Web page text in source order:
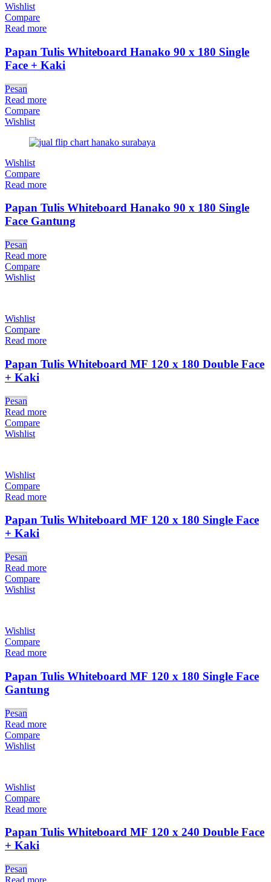
Wishlist
Compare
Read more
Papan Tulis Whiteboard Hanako 90 x 180 Single
Face + Kaki
Pesan
Read more
Compare
Wishlist
Wishlist
Compare
Read more
Papan Tulis Whiteboard Hanako 90 x 180 Single
Face Gantung
Pesan
Read more
Compare
Wishlist
Wishlist
Compare
Read more
Papan Tulis Whiteboard MF 120 x 180 Double Face
+ Kaki
Pesan
Read more
Compare
Wishlist
Wishlist
Compare
Read more
Papan Tulis Whiteboard MF 120 x 180 Single Face
+ Kaki
Pesan
Read more
Compare
Wishlist
Wishlist
Compare
Read more
Papan Tulis Whiteboard MF 120 x 180 Single Face
Gantung
Pesan
Read more
Compare
Wishlist
Wishlist
Compare
Read more
Papan Tulis Whiteboard MF 120 x 240 Double Face
+ Kaki
Pesan
Read more